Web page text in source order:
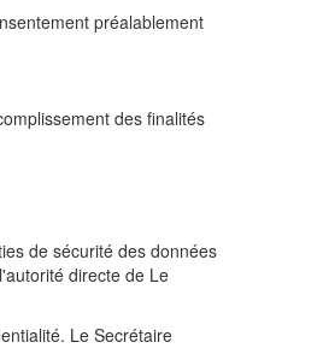
préalablement
des finalités
de sécurité des données
directe de Le
Le Secrétaire